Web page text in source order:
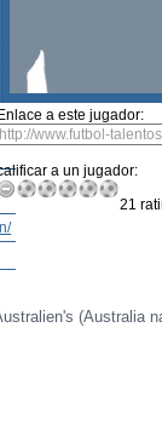
Enlace a este jugador:
a un jugador:
21
(Australia